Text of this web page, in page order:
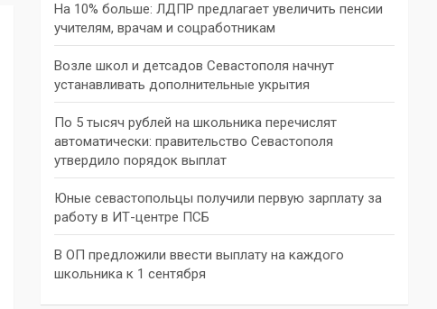
На 10% больше: ЛДПР предлагает увеличить пенсии
учителям, врачам и соцработникам
Возле школ и детсадов Севастополя начнут
устанавливать дополнительные укрытия
По 5 тысяч рублей на школьника перечислят
автоматически: правительство Севастополя
утвердило порядок выплат
Юные севастопольцы получили первую зарплату за
работу в ИТ-центре ПСБ
В ОП предложили ввести выплату на каждого
школьника к 1 сентября